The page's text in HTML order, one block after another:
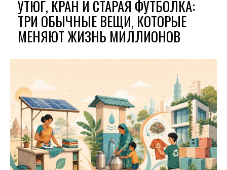
УТЮГ, КРАН И СТАРАЯ ФУТБОЛКА:
ТРИ ОБЫЧНЫЕ ВЕЩИ, КОТОРЫЕ
МЕНЯЮТ ЖИЗНЬ МИЛЛИОНОВ